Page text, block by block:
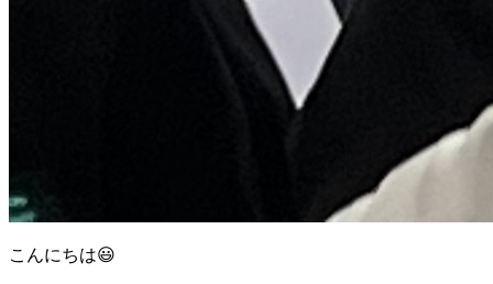
こんにちは😃